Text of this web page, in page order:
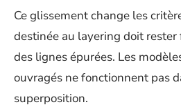
Ce glissement change les
destinée au layering doit rester
des lignes épurées. Les
ouvragés ne fonctionnent pas
superposition.